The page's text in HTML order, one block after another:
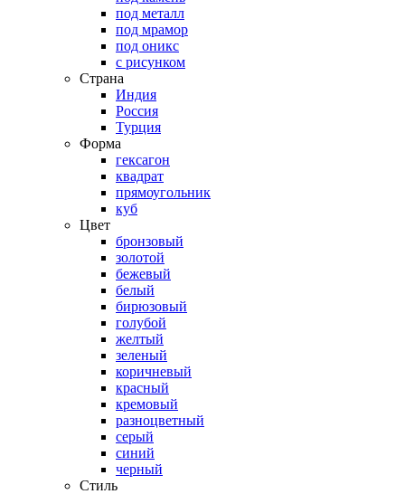
под металл
под мрамор
под оникс
с рисунком
Страна
Индия
Россия
Турция
Форма
гексагон
квадрат
прямоугольник
куб
Цвет
бронзовый
золотой
бежевый
белый
бирюзовый
голубой
желтый
зеленый
коричневый
красный
кремовый
разноцветный
серый
синий
черный
Стиль